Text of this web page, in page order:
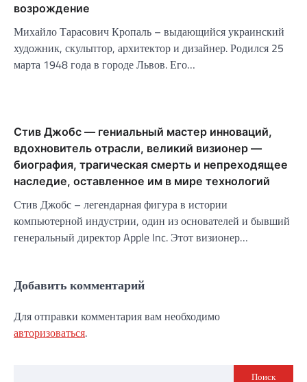
возрождение
Михайло Тарасович Кропаль – выдающийся украинский
художник, скульптор, архитектор и дизайнер. Родился 25
марта 1948 года в городе Львов. Его…
Стив Джобс — гениальный мастер инноваций,
вдохновитель отрасли, великий визионер —
биография, трагическая смерть и непреходящее
наследие, оставленное им в мире технологий
Стив Джобс – легендарная фигура в истории
компьютерной индустрии, один из основателей и бывший
генеральный директор Apple Inc. Этот визионер…
Добавить комментарий
Для отправки комментария вам необходимо
авторизоваться.
Поиск